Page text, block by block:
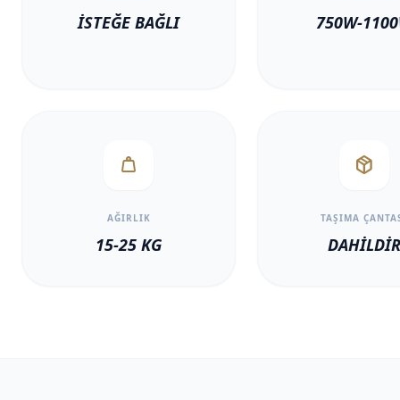
İSTEĞE BAĞLI 750W-
weight
AĞIRLIK
15-25 KG
package_2
TAŞIMA
DAHILDIR